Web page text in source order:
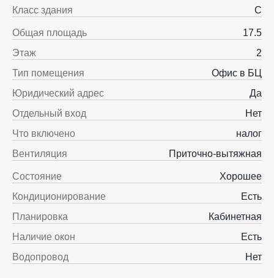
Класс здания C
Общая площадь
17.5
Этаж
2
Тип помещения
Офис в БЦ
Юридический адрес
Да
Отдельный вход
Нет
Что включено
налог
Вентиляция
Приточно-вытяжная
Состояние
Хорошее
Кондиционирование
Есть
Планировка
Кабинетная
Наличие окон
Есть
Водопровод
Нет